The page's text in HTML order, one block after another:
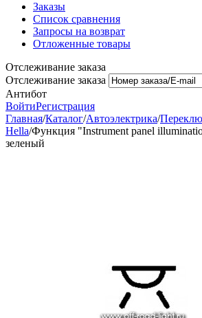
Заказы
Список сравнения
Запросы на возврат
Отложенные товары
Отслеживание заказа
Отслеживание заказа
Антибот
ВойтиРегистрация
Главная/Каталог/Автоэлектрика/
Hella/Функция "Instrument panel
зеленый